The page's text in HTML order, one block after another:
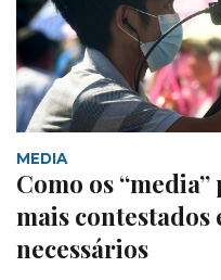
MEDIA
Como os
mais contestados
necessários